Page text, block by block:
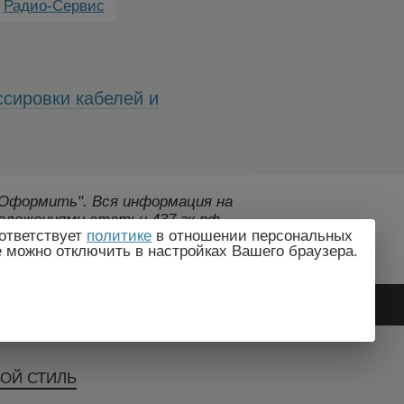
Радио-Сервис
кабелей и
Вся информация на
статьи 437 гк рф.,
без предварительного
СТИЛЬ
политике в отношении персональных
отключить в настройках Вашего браузера.